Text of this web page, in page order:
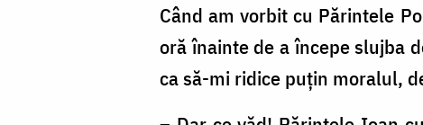
Când am vorbit cu Părintele
oră înainte de a începe slujba
ca să-mi ridice puţin moralul,